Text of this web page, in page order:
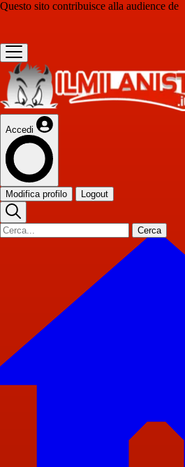
Questo sito contribuisce alla audience de
Accedi
Modifica profilo Logout
Cerca